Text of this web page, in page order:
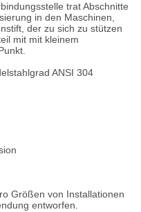
trat Abschnitte
in den Maschinen,
der zu sich zu stützen
mit mit kleinem
ANSI 304
Größen von Installationen
entworfen.